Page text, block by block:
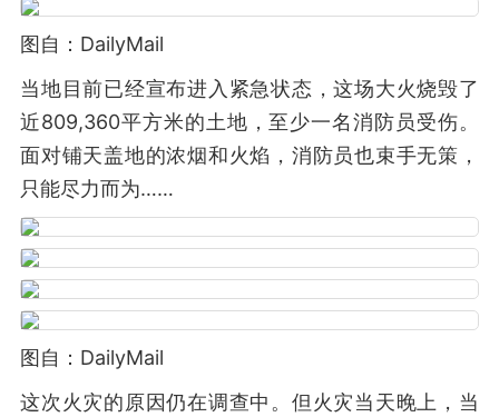
图自：DailyMail
当地目前已经宣布进入紧急状态，这场大火烧毁了
近809,360平方米的土地，至少一名消防员受伤。
面对铺天盖地的浓烟和火焰，消防员也束手无策，
只能尽力而为……
图自：DailyMail
这次火灾的原因仍在调查中。但火灾当天晚上，当